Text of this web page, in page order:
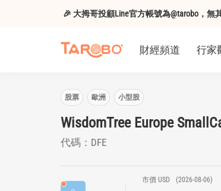
🎉 大拇哥投顧Line官方帳號為@tarobo，
財經頻道 行家
股票 歐洲 小型股
WisdomTree Europe
代碼：DFE
市價 USD (2026-08-06)